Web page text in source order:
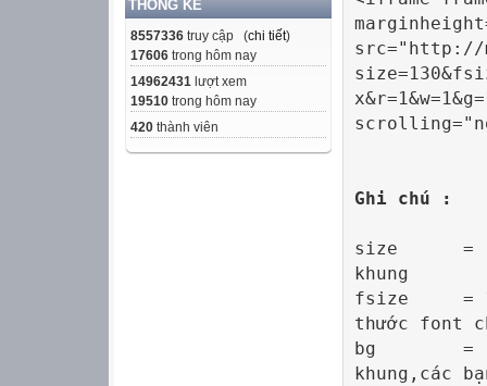
THỐNG KÊ
8557336 truy cập (chi tiết)
17606 trong hôm nay
14962431 lượt xem
19510 trong hôm nay
420 thành viên
src="http://
Ghi chú :
size =
khung
thước font
bg =
khung,các